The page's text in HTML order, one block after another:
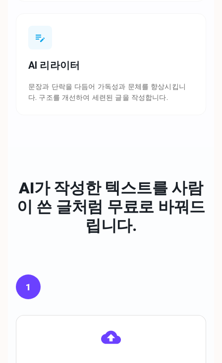
AI 리라이터
문장과 단락을 다듬어 가독성과 문체를 향상시킵니
다. 구조를 개선하여 세련된 글을 작성합니다.
AI가 작성한 텍스트를 사람
이 쓴 글처럼 무료로 바꿔드
립니다.
1